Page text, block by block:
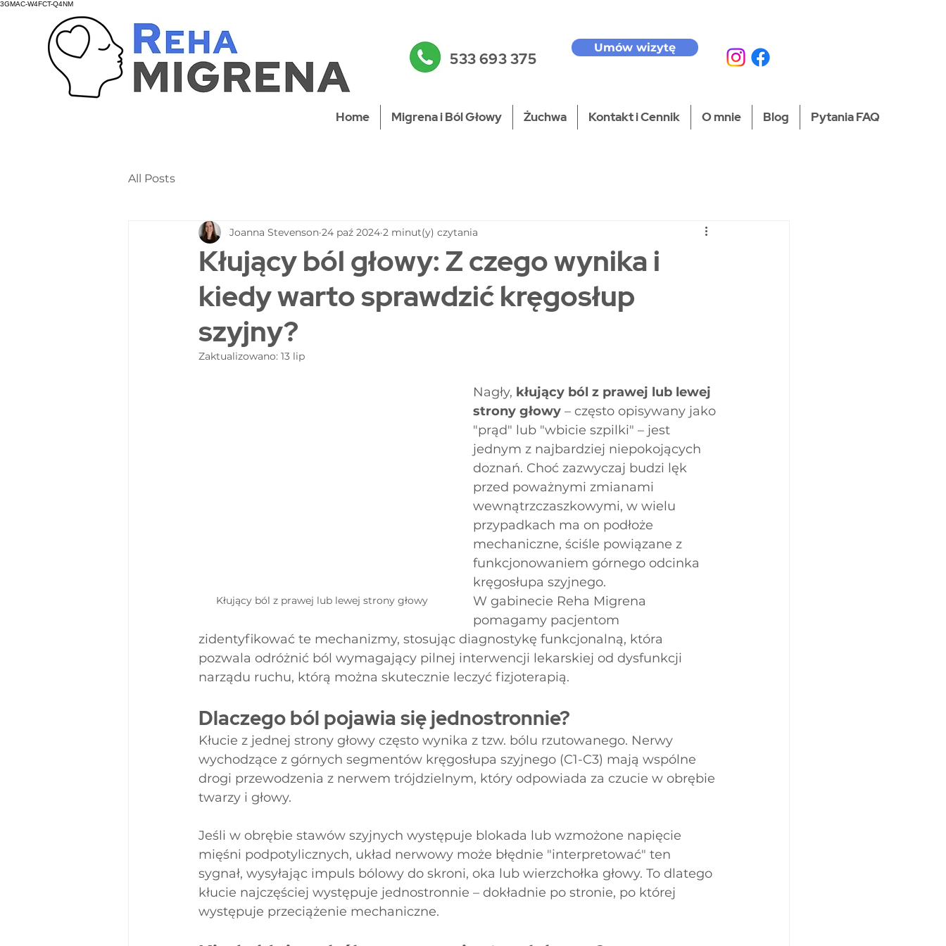
3GMAC-W4FCT-Q4NM
533 693 375
Umów wizytę
Home Migrena i Ból Głowy Żuchwa Kontakt i Cennik O mnie Blog Pytania FAQ
All Posts
Kłujący ból głowy: Z czego wynika i
kiedy warto sprawdzić kręgosłup
szyjny?
Joanna Stevenson 24 paź 2024 2 minut(y) czytania
Zaktualizowano: 13 lip
Kłujący ból z prawej lub lewej strony głowy
Nagły, kłujący ból z prawej lub lewej
strony głowy – często opisywany jako
"prąd" lub "wbicie szpilki" – jest
jednym z najbardziej niepokojących
doznań. Choć zazwyczaj budzi lęk
przed poważnymi zmianami
wewnątrzczaszkowymi, w wielu
przypadkach ma on podłoże
mechaniczne, ściśle powiązane z
funkcjonowaniem górnego odcinka
kręgosłupa szyjnego.
W gabinecie Reha Migrena
pomagamy pacjentom
zidentyfikować te mechanizmy, stosując diagnostykę funkcjonalną, która
pozwala odróżnić ból wymagający pilnej interwencji lekarskiej od dysfunkcji
narządu ruchu, którą można skutecznie leczyć fizjoterapią.
Dlaczego ból pojawia się jednostronnie?
Kłucie z jednej strony głowy często wynika z tzw. bólu rzutowanego. Nerwy
wychodzące z górnych segmentów kręgosłupa szyjnego (C1-C3) mają wspólne
drogi przewodzenia z nerwem trójdzielnym, który odpowiada za czucie w obrębie
twarzy i głowy.
Jeśli w obrębie stawów szyjnych występuje blokada lub wzmożone napięcie
mięśni podpotylicznych, układ nerwowy może błędnie "interpretować" ten
sygnał, wysyłając impuls bólowy do skroni, oka lub wierzchołka głowy. To dlatego
kłucie najczęściej występuje jednostronnie – dokładnie po stronie, po której
występuje przeciążenie mechaniczne.